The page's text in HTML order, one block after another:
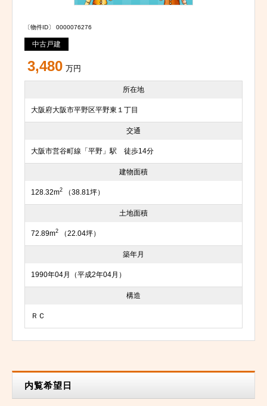
〔物件ID〕 0000076276
中古戸建
3,480 万円
所在地
大阪府大阪市平野区平野東１丁目
交通
大阪市営谷町線「平野」駅 徒歩14分
建物面積
128.32m2 （38.81坪）
土地面積
72.89m2 （22.04坪）
築年月
1990年04月（平成2年04月）
構造
ＲＣ
内覧希望日